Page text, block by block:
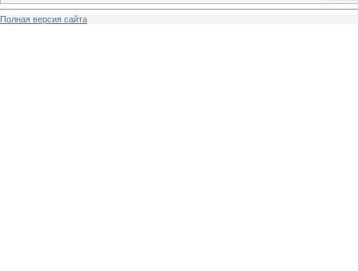
Полная версия сайта